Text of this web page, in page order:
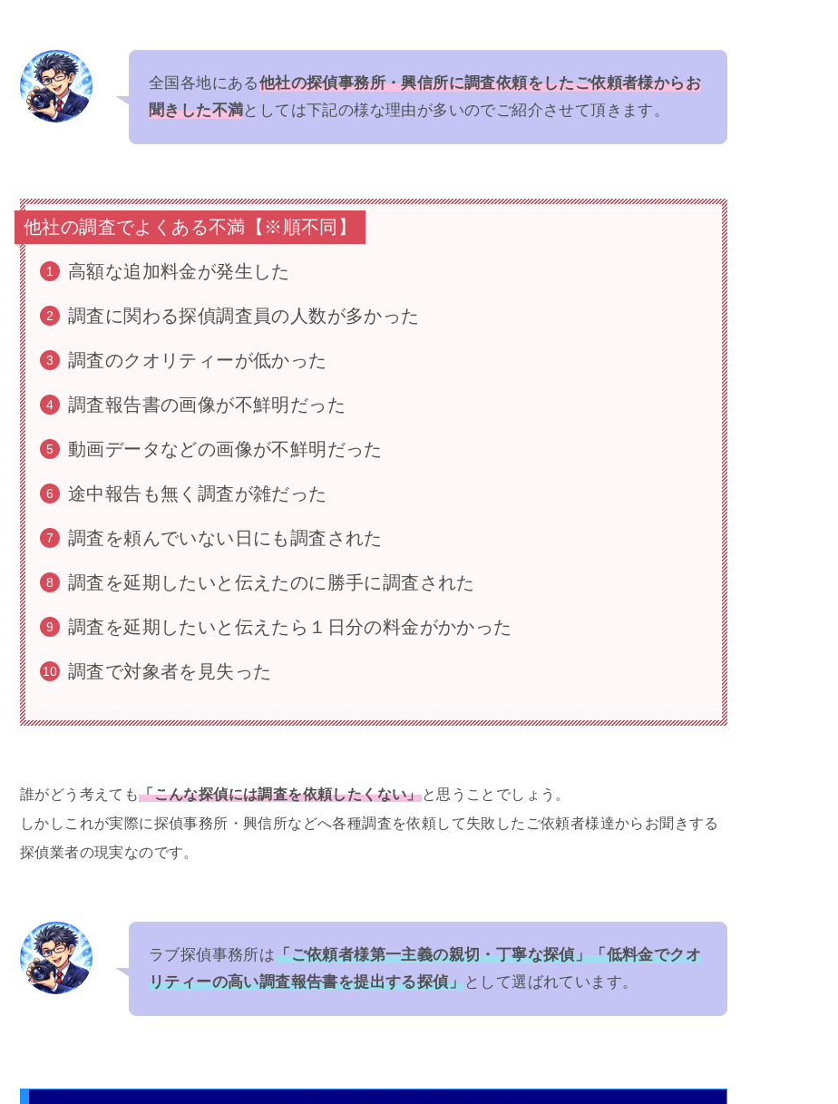
全国各地にある他社の探偵事務所・興信所に調査依頼をしたご依頼者様からお
聞きした不満としては下記の様な理由が多いのでご紹介させて頂きます。
他社の調査でよくある不満【※順不同】
高額な追加料金が発生した
調査に関わる探偵調査員の人数が多かった
調査のクオリティーが低かった
調査報告書の画像が不鮮明だった
動画データなどの画像が不鮮明だった
途中報告も無く調査が雑だった
調査を頼んでいない日にも調査された
調査を延期したいと伝えたのに勝手に調査された
調査を延期したいと伝えたら１日分の料金がかかった
調査で対象者を見失った
誰がどう考えても「こんな探偵には調査を依頼したくない」と思うことでしょう。
しかしこれが実際に探偵事務所・興信所などへ各種調査を依頼して失敗したご依頼者様達からお聞きする
探偵業者の現実なのです。
ラブ探偵事務所は「ご依頼者様第一主義の親切・丁寧な探偵」「低料金でクオ
リティーの高い調査報告書を提出する探偵」として選ばれています。